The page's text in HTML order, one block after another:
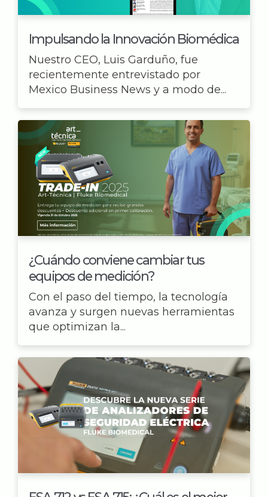
Impulsando la Innovación Biomédica
Nuestro CEO, Luis Garduño, fue
recientemente entrevistado por
Mexico Business News y a modo de...
¿Cuándo conviene cambiar tus
equipos de medición?
Con el paso del tiempo, la tecnología
avanza y surgen nuevas herramientas
que optimizan la...